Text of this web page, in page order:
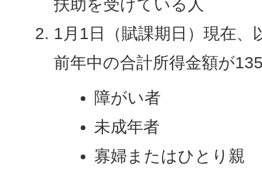
扶助を受けている人
1月1日（賦課期日）現在、
前年中の合計所得金額が
障がい者
未成年者
寡婦またはひとり親